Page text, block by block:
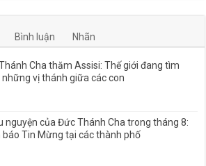
Bình luận Nhãn
Cha thăm Assisi: Thế giới đang tìm
những vị thánh giữa các con
nguyện của Đức Thánh Cha trong tháng 8:
báo Tin Mừng tại các thành phố